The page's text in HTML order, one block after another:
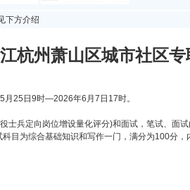
下方介绍
杭州萧山区城市社区
月25日9时—2026年6月7日17时。
士兵定向岗位增设量化评分)和面试，笔试、面
科目为综合基础知识和写作一门，满分为100分，